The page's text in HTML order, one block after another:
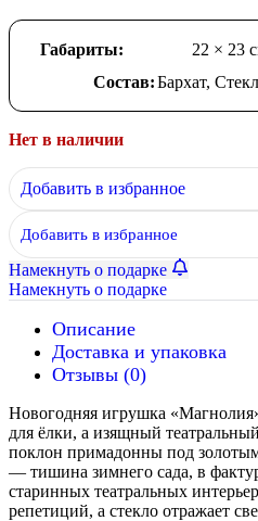
Габариты:
22 × 23
Состав:Бархат,
Нет в наличии
Добавить в избранное
Добавить в избранное
Намекнуть о подарке
Намекнуть о подарке
Описание
Доставка и упаковка
Отзывы (0)
Новогодняя игрушка
для ёлки, а изящный
поклон примадонны под
— тишина зимнего сада, в
старинных театральных
репетиций, а стекло отражает